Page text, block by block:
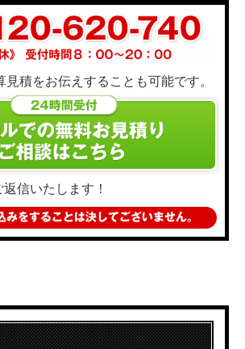
見積をお伝えすることも可能です。
信いたします！